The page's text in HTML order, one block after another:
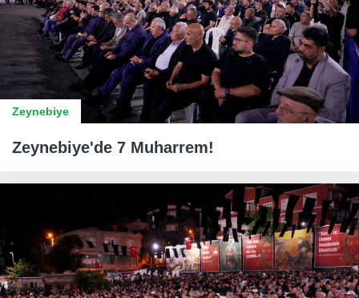
Zeynebiye
Zeynebiye'de 7 Muharrem!